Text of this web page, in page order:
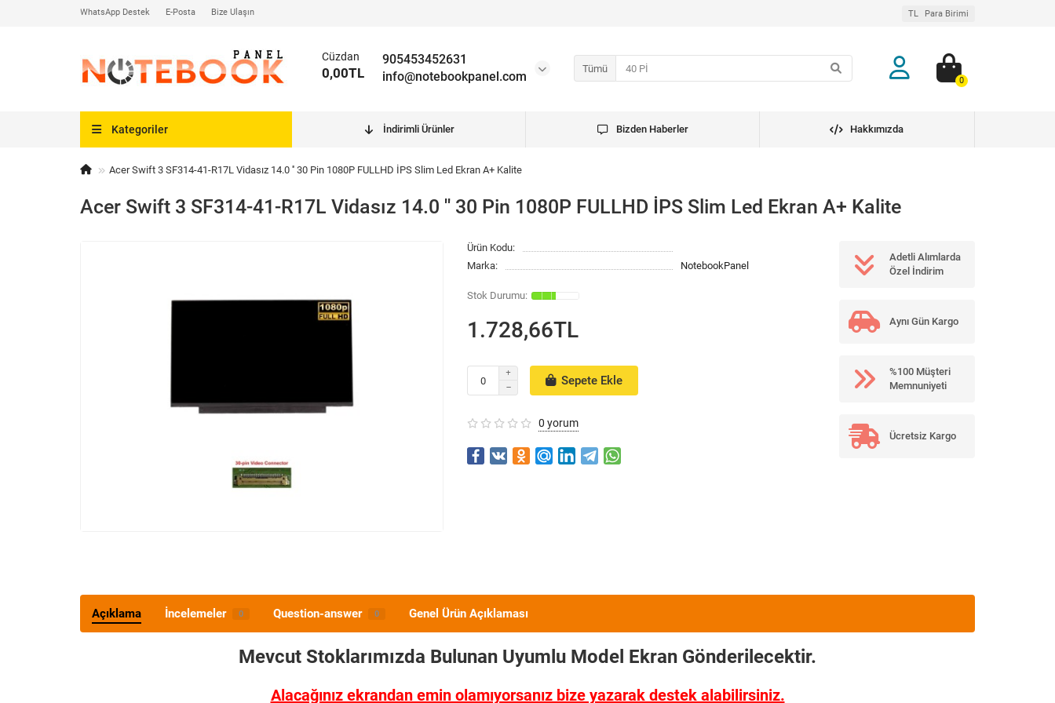
WhatsApp Destek E-Posta Bize Ulaşın TL Para Birimi
Tümü
905453452631
info@notebookpanel.com
Cüzdan
0,00TL 0
Kategoriler İndirimli Ürünler Bizden Haberler Hakkımızda
Acer Swift 3 SF314-41-R17L Vidasız 14.0 '' 30 Pin 1080P FULLHD İPS Slim Led Ekran A+ Kalite
Acer Swift 3 SF314-41-R17L Vidasız 14.0 '' 30 Pin 1080P FULLHD İPS Slim Led Ekran A+ Kalite
Ürün Kodu:
Marka:
NotebookPanel
1.728,66TL
Sepete Ekle
0 yorum
Adetli Alımlarda
Özel İndirim
Aynı Gün Kargo
%100 Müşteri
Memnuniyeti
Ücretsiz Kargo
Açıklama İncelemeler 0 Question-answer 0 Genel Ürün Açıklaması
Mevcut Stoklarımızda Bulunan Uyumlu Model Ekran Gönderilecektir.
Alacağınız ekrandan emin olamıyorsanız bize yazarak destek alabilirsiniz.